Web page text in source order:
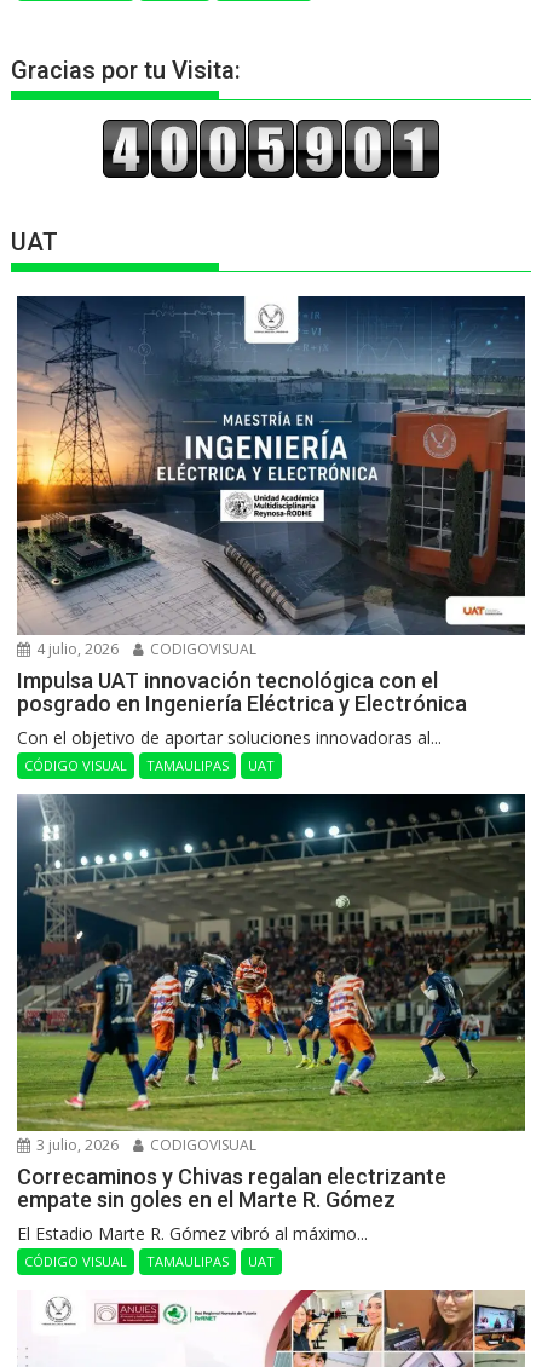
Gracias por tu Visita:
UAT
4 julio, 2026 CODIGOVISUAL
Impulsa UAT innovación tecnológica con el
posgrado en Ingeniería Eléctrica y Electrónica
Con el objetivo de aportar soluciones innovadoras al...
CÓDIGO VISUAL TAMAULIPAS UAT
3 julio, 2026 CODIGOVISUAL
Correcaminos y Chivas regalan electrizante
empate sin goles en el Marte R. Gómez
El Estadio Marte R. Gómez vibró al máximo...
CÓDIGO VISUAL TAMAULIPAS UAT